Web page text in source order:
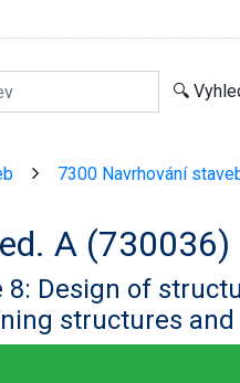
7300 Navrhování
A (730036)
8: Design of
structures